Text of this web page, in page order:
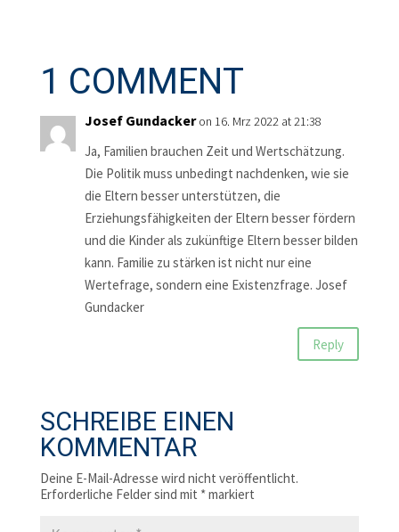
1 COMMENT
Josef Gundacker on 16. Mrz 2022 at 21:38
Ja, Familien brauchen Zeit und Wertschätzung.
Die Politik muss unbedingt nachdenken, wie sie
die Eltern besser unterstützen, die
Erziehungsfähigkeiten der Eltern besser fördern
und die Kinder als zukünftige Eltern besser bilden
kann. Familie zu stärken ist nicht nur eine
Wertefrage, sondern eine Existenzfrage. Josef
Gundacker
Reply
SCHREIBE EINEN
KOMMENTAR
Deine E-Mail-Adresse wird nicht veröffentlicht.
Erforderliche Felder sind mit *markiert